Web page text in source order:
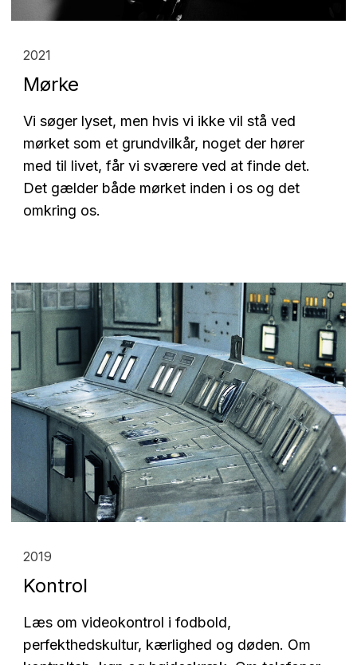
2021
Mørke
Vi søger lyset, men hvis vi ikke vil stå ved
mørket som et grundvilkår, noget der hører
med til livet, får vi sværere ved at finde det.
Det gælder både mørket inden i os og det
omkring os.
2019
Kontrol
Læs om videokontrol i fodbold,
perfekthedskultur, kærlighed og døden. Om